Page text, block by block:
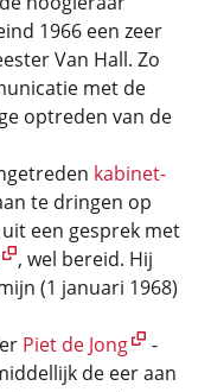
1966 een zeer
Van Hall. Zo
met de
optreden van de
kabinet-
te dringen op
een gesprek met
, wel bereid. Hij
(1 januari 1968)
Piet de Jong
-
de eer aan